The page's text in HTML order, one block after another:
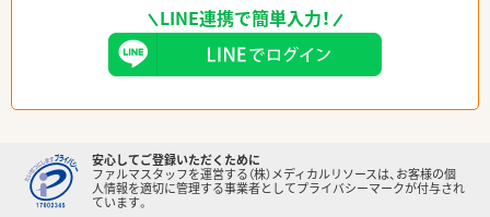
LINE連携で簡単入力！
安心してご登録いただくために
ファルマスタッフを運営する（株）メディカルリソースは、お客様の個
人情報を適切に管理する事業者としてプライバシーマークが付与され
ています。